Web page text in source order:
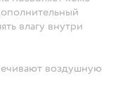
влагу внутри
воздушную